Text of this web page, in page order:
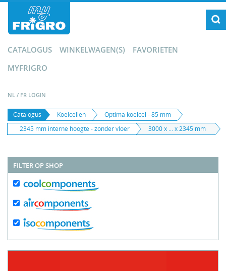
CATALOGUS WINKELWAGEN(S)
FAVORIETEN
MYFRIGRO
NL / FR LOGIN
Catalogus Koelcellen
Optima koelcel - 85 mm
2345 mm interne hoogte - zonder vloer
3000 x ... x 2345 mm
FILTER OP SHOP